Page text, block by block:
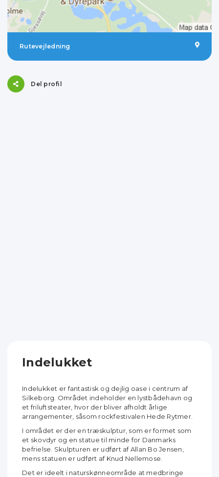
Rutevejledning
Del profil
Indelukket
Indelukket er fantastisk og dejlig oase i centrum af
Silkeborg. Området indeholder en lystbådehavn og
et friluftsteater, hvor der bliver afholdt årlige
arrangementer, såsom rockfestivalen Hede Rytmer.
I området er der en træskulptur, som er formet som
et skovdyr og en statue til minde for Danmarks
befrielse. Skulpturen er udført af Allan Bo Jensen,
mens statuen er udført af Knud Nellemose.
Det er ideelt i naturskønneområde at medbringe